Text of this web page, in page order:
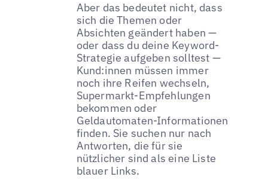
Aber das bedeutet nicht, dass
sich die Themen oder
Absichten geändert haben —
oder dass du deine Keyword-
Strategie aufgeben solltest —
Kund:innen müssen immer
noch ihre Reifen wechseln,
Supermarkt-Empfehlungen
bekommen oder
Geldautomaten-Informationen
finden. Sie suchen nur nach
Antworten, die für sie
nützlicher sind als eine Liste
blauer Links.